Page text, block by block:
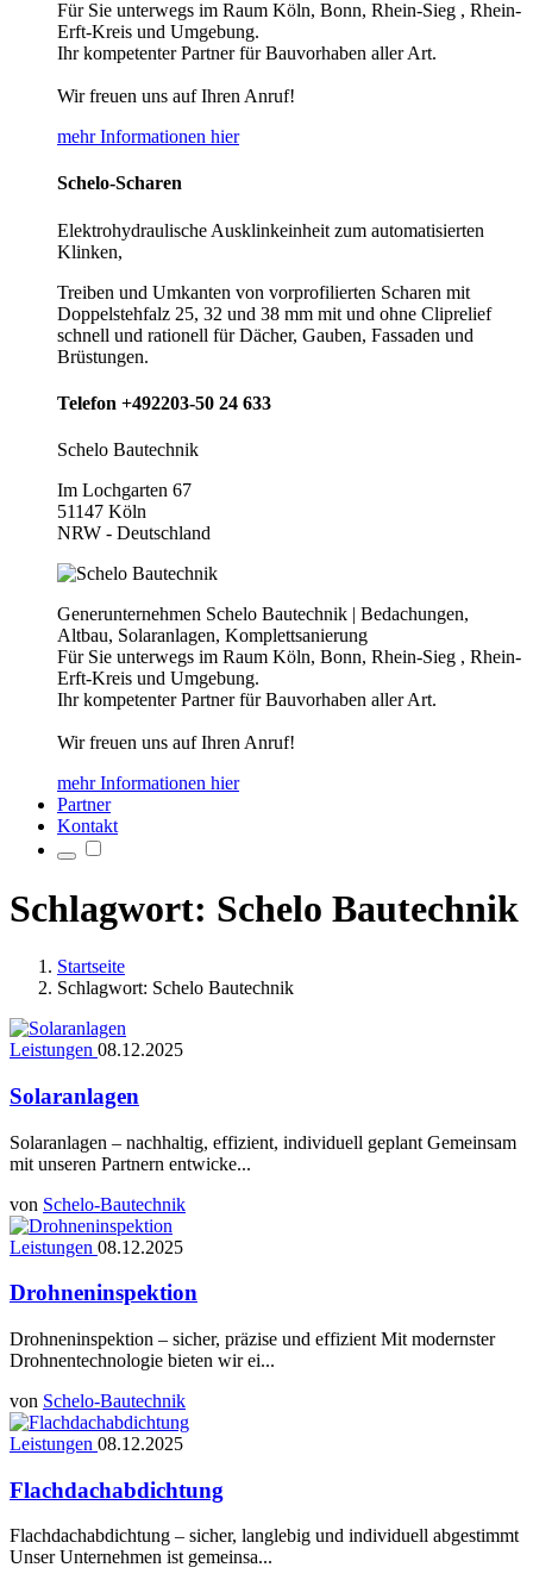
Für Sie unterwegs im Raum Köln, Bonn, Rhein-Sieg , Rhein-
Erft-Kreis und Umgebung.
Ihr kompetenter Partner für Bauvorhaben aller Art.
Wir freuen uns auf Ihren Anruf!
mehr Informationen hier
Schelo-Scharen
Elektrohydraulische Ausklinkeinheit zum automatisierten
Klinken,
Treiben und Umkanten von vorprofilierten Scharen mit
Doppelstehfalz 25, 32 und 38 mm mit und ohne Cliprelief
schnell und rationell für Dächer, Gauben, Fassaden und
Brüstungen.
Telefon +492203-50 24 633
Schelo Bautechnik
Im Lochgarten 67
51147 Köln
NRW - Deutschland
Generunternehmen Schelo Bautechnik | Bedachungen,
Altbau, Solaranlagen, Komplettsanierung
Für Sie unterwegs im Raum Köln, Bonn, Rhein-Sieg , Rhein-
Erft-Kreis und Umgebung.
Ihr kompetenter Partner für Bauvorhaben aller Art.
Wir freuen uns auf Ihren Anruf!
mehr Informationen hier
Partner
Kontakt
Schlagwort: Schelo Bautechnik
Startseite
Schlagwort: Schelo Bautechnik
Leistungen 08.12.2025
Solaranlagen
Solaranlagen – nachhaltig, effizient, individuell geplant Gemeinsam
mit unseren Partnern entwicke...
von Schelo-Bautechnik
Leistungen 08.12.2025
Drohneninspektion
Drohneninspektion – sicher, präzise und effizient Mit modernster
Drohnentechnologie bieten wir ei...
von Schelo-Bautechnik
Leistungen 08.12.2025
Flachdachabdichtung
Flachdachabdichtung – sicher, langlebig und individuell abgestimmt
Unser Unternehmen ist gemeinsa...